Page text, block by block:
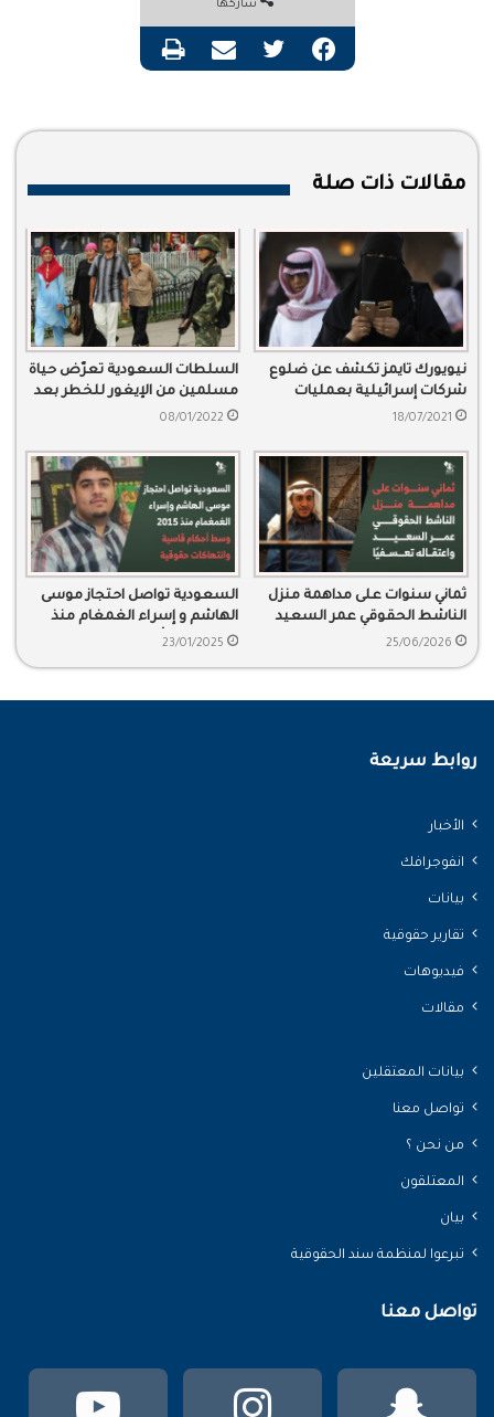
شاركها
فيسبوك تويتر مشاركة عبر البريد طباعة
مقالات ذات صلة
نيويورك تايمز تكشف عن ضلوع
شركات إسرائيلية بعمليات
تجسس في السعودية
18/07/2021
السلطات السعودية تعرّض حياة
مسلمين من الإيغور للخطر بعد
تسليمهم للصين
08/01/2022
ثماني سنوات على مداهمة منزل
الناشط الحقوقي عمر السعيد
واعتقاله تعسفيًا
25/06/2026
السعودية تواصل احتجاز موسى
الهاشم و إسراء الغمغام منذ
2015 وسط أحكام قاسية
23/01/2025
روابط سريعة
الأخبار
انفوجرافك
بيانات
تقارير حقوقية
فيديوهات
مقالات
بيانات المعتقلين
تواصل معنا
من نحن ؟
المعتلقون
بيان
تبرعوا لمنظمة سند الحقوقية
تواصل معنا
انستقرام